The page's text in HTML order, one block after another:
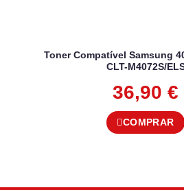
Toner Compatível Samsung
CLT-M4072S/
36,90 €
COMPRAR